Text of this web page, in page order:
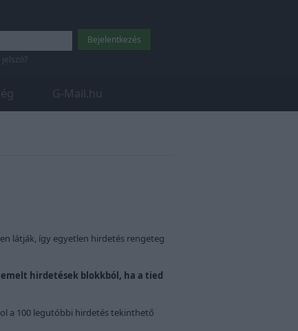
G-Mail.hu
látják, így egyetlen hirdetés rengeteg
hirdetések blokkból, ha a tied
a 100 legutóbbi hirdetés tekinthető